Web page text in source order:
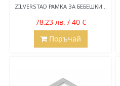
ZILVERSTAD РАМКА ЗА БЕБЕШКИ...
78,23 лв. / 40 €
Поръчай